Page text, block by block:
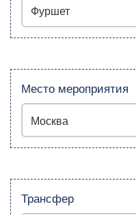
Место мероприятия
Трансфер